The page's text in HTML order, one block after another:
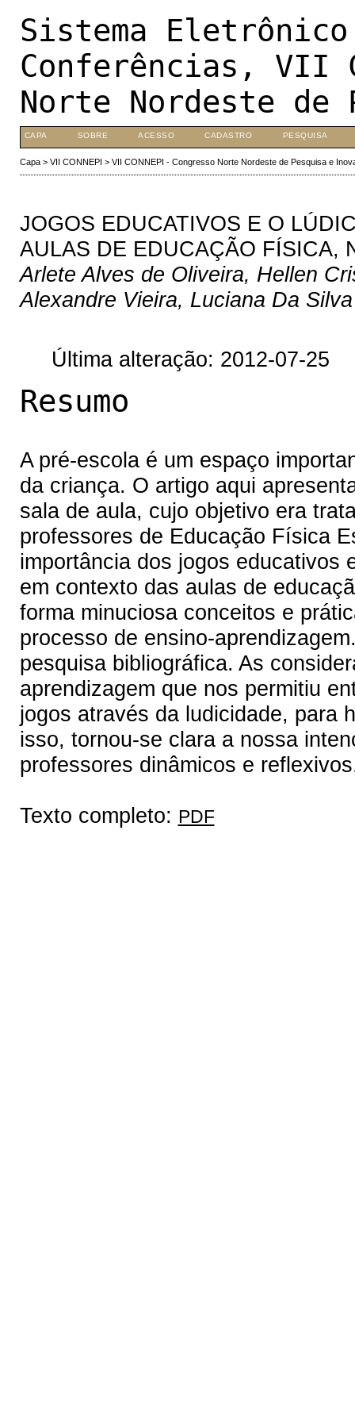
Sistema
Conferências, VII
Norte Nordeste de
CAPA SOBRE ACESSO CADASTRO PESQUISA
Capa> VII CONNEPI > VII CONNEPI - Congresso Norte Nordeste de Pesquisa e
JOGOS EDUCATIVOS E O
AULAS DE EDUCAÇÃO FÍSICA,
Arlete Alves de Oliveira, Hellen
Alexandre Vieira, Luciana Da
Última alteração: 2012-07-25
Resumo
A pré-escola é um espaço
da criança. O artigo aqui
sala de aula, cujo objetivo era
professores de Educação Física
importância dos jogos educativos
em contexto das aulas de
forma minuciosa conceitos e
processo de ensino-
pesquisa bibliográfica. As
aprendizagem que nos permitiu
jogos através da ludicidade, para
isso, tornou-se clara a nossa
professores dinâmicos e
Texto completo: PDF